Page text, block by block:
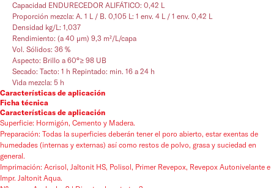
Capacidad ENDURECEDOR ALIFÁTICO: 0,42 L
Proporción mezcla: A. 1 L / B. 0,105 L: 1 env. 4 L / 1 env. 0,42 L
Densidad kg/L: 1,037
Rendimiento: (a 40 µm) 9,3 m²/L/capa
Vol. Sólidos: 36 %
Aspecto: Brillo a 60°≥ 98 UB
Secado: Tacto: 1 h Repintado: min. 16 a 24 h
Vida mezcla: 5 h
Características de aplicación
Ficha técnica
Características de aplicación
Superficie: Hormigón, Cemento y Madera.
Preparación: Todas la superficies deberán tener el poro abierto, estar exentas de
humedades (internas y externas) así como restos de polvo, grasa y suciedad en
general.
Imprimación: Acrisol, Jaltonit HS, Polisol, Primer Revepox, Revepox Autonivelante e
Impr. Jaltonit Aqua.